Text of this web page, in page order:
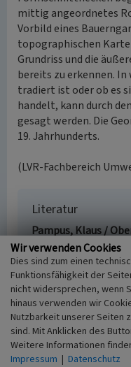
mittig angeordnetes
Vorbild eines
topographischen Karte
Grundriss und die
bereits zu erkennen.
tradiert ist oder ob es
handelt, kann durch
gesagt werden. Die
19. Jahrhunderts.
(LVR-Fachbereich
Literatur
Pampus, Klaus /
des Bergischen
(1998) Urkundliche
Orte. (Beiträge zur
Sonderband.)
Erlen (bei
Wir verwenden Cookies
Dies sind zum einen
Funktionsfähigkeit der
nicht widersprechen, wenn
hinaus verwenden wir
Nutzbarkeit unserer Seiten
sind. Mit Anklicken des
Weitere Informationen
Impressum | Datenschutz